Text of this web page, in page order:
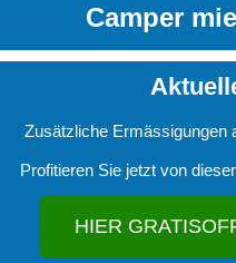
Camper
Zusätzliche Ermässigungen
Profitieren Sie jetzt von
HIER